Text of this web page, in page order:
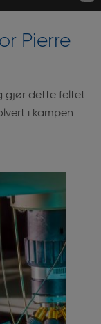
Pierre
gjør dette feltet
i kampen